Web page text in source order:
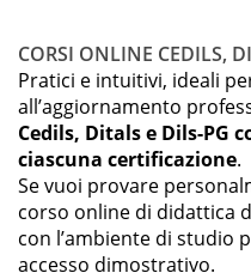
CORSI ONLINE CEDILS,
Pratici e intuitivi, ideali
all’aggiornamento
Cedils, Ditals e Dils-PG
ciascuna certificazione.
Se vuoi provare
corso online di didattica
con l’ambiente di studio
accesso dimostrativo.